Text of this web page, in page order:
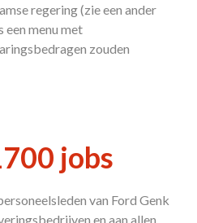
regering (zie een ander
menu met
zouden
jobs
van Ford Genk
en aan allen